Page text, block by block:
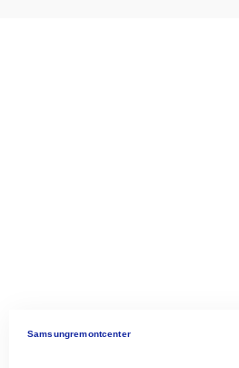
Samsungremontcenter